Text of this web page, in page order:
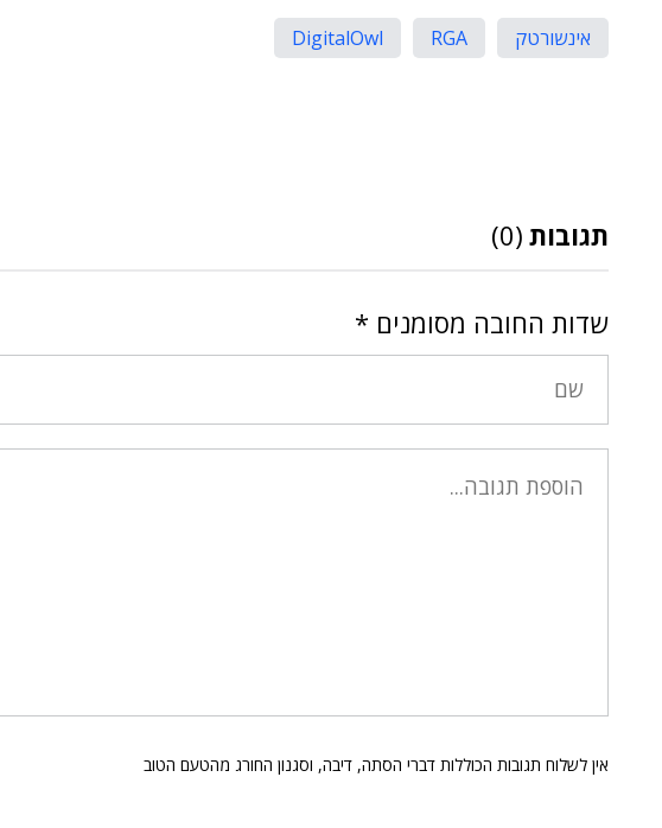
אינשורטק RGA
DigitalOwl
תגובות (0)
שדות החובה מסומנים *
אין לשלוח תגובות הכוללות דברי הסתה, דיבה, וסגנון החורג מהטעם הטוב